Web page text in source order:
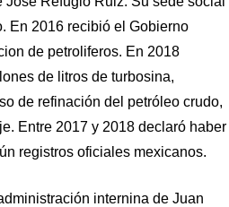
En 2016 recibió el Gobierno
de petroliferos. En 2018
de litros de turbosina,
de refinación del petróleo crudo,
Entre 2017 y 2018 declaró haber
registros oficiales mexicanos.
internina de Juan